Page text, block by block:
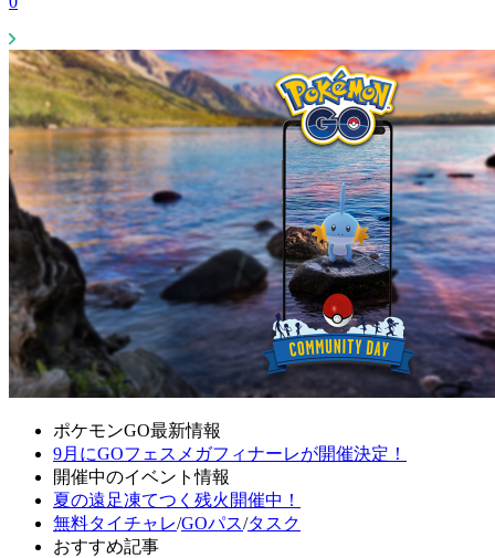
ポケモンGO最新情報
9月にGOフェスメガフィナーレが開催決定！
開催中のイベント情報
夏の遠足凍てつく残火開催中！
無料タイチャレ/GOパス/タスク
おすすめ記事